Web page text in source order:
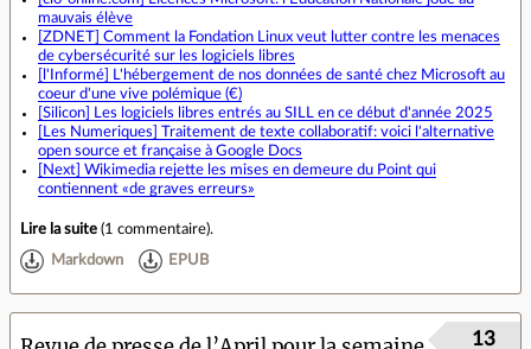
mauvais élève
[ZDNET] Comment la Fondation Linux veut lutter contre les menaces
de cybersécurité sur les logiciels libres
[l'Informé] L'hébergement de nos données de santé chez Microsoft au
coeur d'une vive polémique (€)
[Silicon] Les logiciels libres entrés au SILL en ce début d'année 2025
[Les Numeriques] Traitement de texte collaboratif: voici l'alternative
open source et française à Google Docs
[Next] Wikimedia rejette les mises en demeure du Point qui
contiennent «de graves erreurs»
Lire la suite (1 commentaire).
Markdown EPUB
13